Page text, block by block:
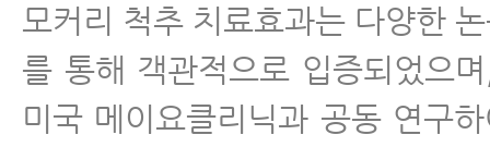
모커리 척추 치료효과는 다양한
를 통해 객관적으로 입증되었으
미국 메이요클리닉과 공동 연구